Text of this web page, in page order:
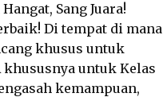
Hangat, Sang Juara!
Di tempat di mana
khusus untuk
untuk Kelas
kemampuan,